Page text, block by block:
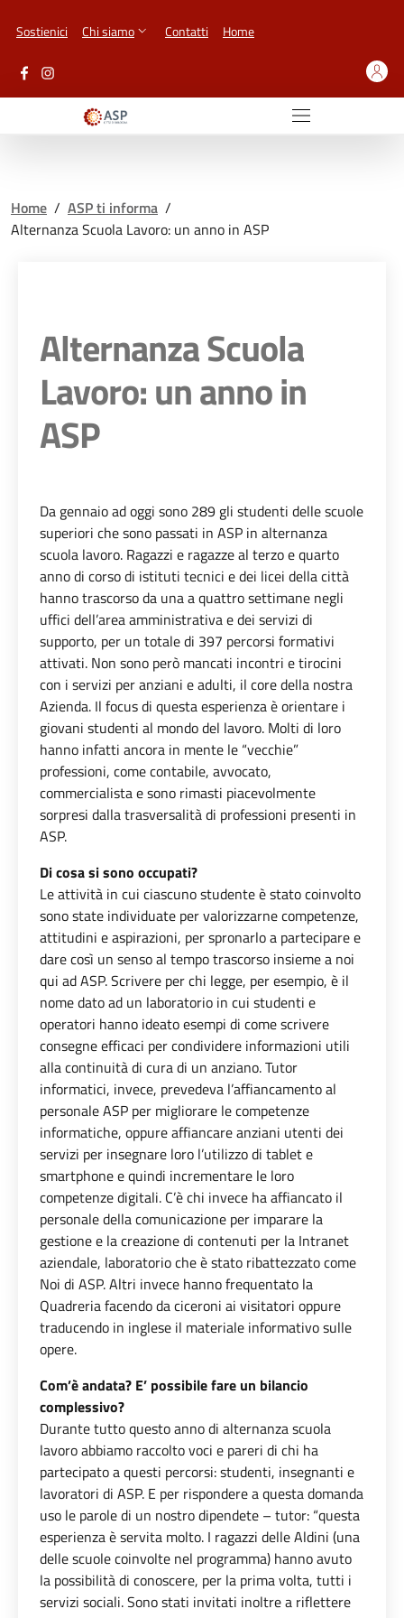
Sostienici Chi siamo Contatti Home
Home / ASP ti informa /
Alternanza Scuola Lavoro: un anno in ASP
Alternanza Scuola
Lavoro: un anno in
ASP
Da gennaio ad oggi sono 289 gli studenti delle scuole
superiori che sono passati in ASP in alternanza
scuola lavoro. Ragazzi e ragazze al terzo e quarto
anno di corso di istituti tecnici e dei licei della città
hanno trascorso da una a quattro settimane negli
uffici dell’area amministrativa e dei servizi di
supporto, per un totale di 397 percorsi formativi
attivati. Non sono però mancati incontri e tirocini
con i servizi per anziani e adulti, il core della nostra
Azienda. Il focus di questa esperienza è orientare i
giovani studenti al mondo del lavoro. Molti di loro
hanno infatti ancora in mente le “vecchie”
professioni, come contabile, avvocato,
commercialista e sono rimasti piacevolmente
sorpresi dalla trasversalità di professioni presenti in
ASP.
Di cosa si sono occupati?
Le attività in cui ciascuno studente è stato coinvolto
sono state individuate per valorizzarne competenze,
attitudini e aspirazioni, per spronarlo a partecipare e
dare così un senso al tempo trascorso insieme a noi
qui ad ASP. Scrivere per chi legge, per esempio, è il
nome dato ad un laboratorio in cui studenti e
operatori hanno ideato esempi di come scrivere
consegne efficaci per condividere informazioni utili
alla continuità di cura di un anziano. Tutor
informatici, invece, prevedeva l’affiancamento al
personale ASP per migliorare le competenze
informatiche, oppure affiancare anziani utenti dei
servizi per insegnare loro l’utilizzo di tablet e
smartphone e quindi incrementare le loro
competenze digitali. C’è chi invece ha affiancato il
personale della comunicazione per imparare la
gestione e la creazione di contenuti per la Intranet
aziendale, laboratorio che è stato ribattezzato come
Noi di ASP. Altri invece hanno frequentato la
Quadreria facendo da ciceroni ai visitatori oppure
traducendo in inglese il materiale informativo sulle
opere.
Com’è andata? E’ possibile fare un bilancio
complessivo?
Durante tutto questo anno di alternanza scuola
lavoro abbiamo raccolto voci e pareri di chi ha
partecipato a questi percorsi: studenti, insegnanti e
lavoratori di ASP. E per rispondere a questa domanda
uso le parole di un nostro dipendete – tutor: “questa
esperienza è servita molto. I ragazzi delle Aldini (una
delle scuole coinvolte nel programma) hanno avuto
la possibilità di conoscere, per la prima volta, tutti i
servizi sociali. Sono stati invitati inoltre a riflettere